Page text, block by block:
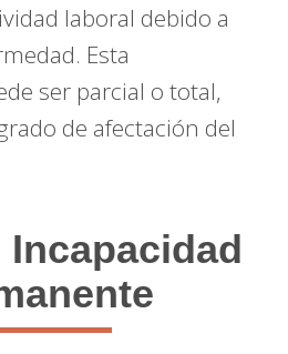
laboral debido a
Esta
ser parcial o total,
de afectación del